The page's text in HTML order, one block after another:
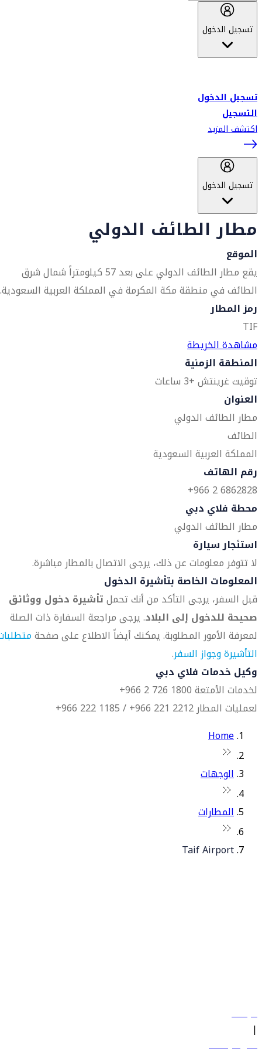
تسجيل الدخول
تسجيل الدخول
التسجيل
اكتشف المزيد
تسجيل الدخول
مطار الطائف الدولي
الموقع
يقع مطار الطائف الدولي على بعد 57 كيلومتراً شمال شرق
الطائف في منطقة مكة المكرمة في المملكة العربية السعودية.
رمز المطار
TIF
مشاهدة الخريطة
المنطقة الزمنية
توقيت غرينتش +3 ساعات
العنوان
مطار الطائف الدولي
الطائف
المملكة العربية السعودية
رقم الهاتف
6862828 2 966+
محطة فلاي دبي
مطار الطائف الدولي
استئجار سيارة
لا تتوفر معلومات عن ذلك، يرجى الاتصال بالمطار مباشرة.
المعلومات الخاصة بتأشيرة الدخول
قبل السفر، يرجى التأكد من أنك تحملتأشيرة دخول ووثائق
صحيحة للدخول إلى البلاد. يرجى مراجعة السفارة ذات الصلة
لمعرفة الأمور المطلوبة. يمكنك أيضاً الاطلاع على صفحة
التأشيرة وجواز السفر.
وكيل خدمات فلاي دبي
لخدمات الأمتعة 1800 726 2 966+
لعمليات المطار 2212 221 966+ / 1185 222 966+
Home
الوجهات
المطارات
Taif Airport
سياساتنا
|
الشروط والأحكام